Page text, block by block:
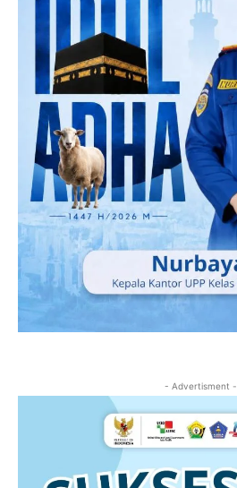
- Advertisment -